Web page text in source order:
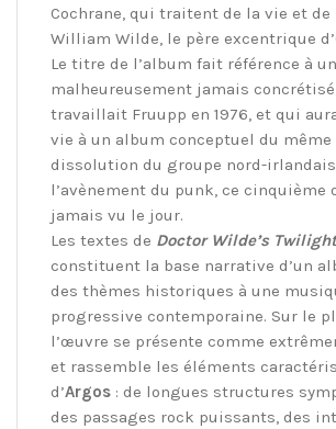
Cochrane, qui traitent de la vie et de
William Wilde, le père excentrique
Le titre de l’album fait référence à
malheureusement jamais
travaillait Fruupp en 1976, et qui
vie à un album conceptuel du même
dissolution du groupe nord-
l’avènement du punk, ce cinquième
jamais vu le jour.
Les textes de Doctor Wilde’s
constituent la base narrative d’un
des thèmes historiques à une
progressive contemporaine. Sur le
l’œuvre se présente comme
et rassemble les éléments
d’Argos : de longues structures
des passages rock puissants, des